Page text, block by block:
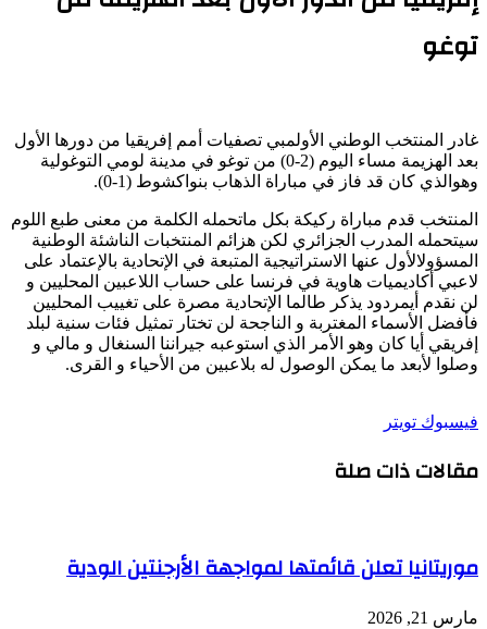
توغو
غادر المنتخب الوطني الأولمبي تصفيات أمم إفريقيا من دورها الأول
بعد الهزيمة مساء اليوم (
2-0
) من توغو في مدينة لومي التوغولية
وهو الذي كان قد فاز في مباراة الذهاب بنواكشوط (
1-0
)
.
المنتخب قدم مباراة ركيكة بكل ماتحمله الكلمة من معنى طبع اللوم
سيتحمله المدرب الجزائري لكن هزائم المنتخبات الناشئة الوطنية
المسؤولالأول عنها الاستراتيجية المتبعة في الإتحادية بالإعتماد على
لاعبي أكاديميات هاوية في فرنسا على حساب اللاعبين المحليين و
لن نقدم أيمردود يذكر طالما الإتحادية مصرة على تغييب المحليين
فأفضل الأسماء المغتربة و الناجحة لن تختار تمثيل فئات سنية لبلد
إفريقي أيا كان وهو الأمر الذي استوعبه جيراننا السنغال و مالي و
وصلوا لأبعد ما يمكن الوصول له بلاعبين من الأحياء و القرى.
فيسبوك تويتر
البريد
مقالات ذات صلة
موريتانيا تعلن قائمتها لمواجهة الأرجنتين الودية
مارس 21, 2026